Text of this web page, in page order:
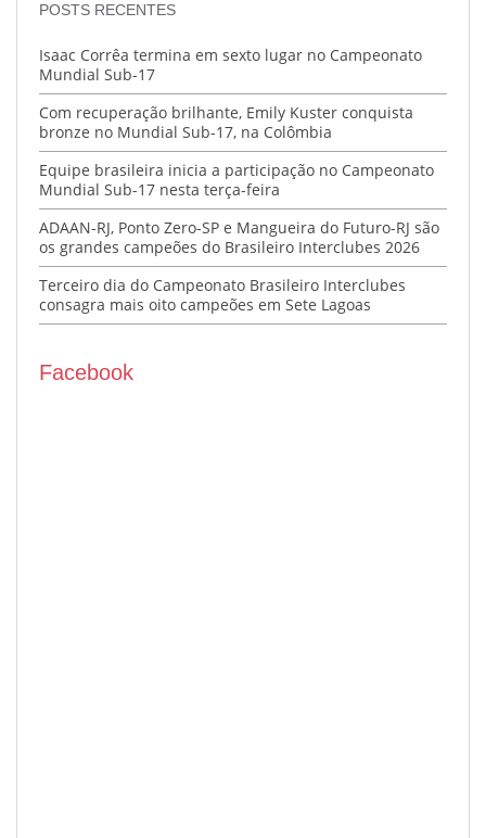
POSTS RECENTES
Isaac Corrêa termina em sexto lugar no Campeonato
Mundial Sub-17
Com recuperação brilhante, Emily Kuster conquista
bronze no Mundial Sub-17, na Colômbia
Equipe brasileira inicia a participação no Campeonato
Mundial Sub-17 nesta terça-feira
ADAAN-RJ, Ponto Zero-SP e Mangueira do Futuro-RJ são
os grandes campeões do Brasileiro Interclubes 2026
Terceiro dia do Campeonato Brasileiro Interclubes
consagra mais oito campeões em Sete Lagoas
Facebook